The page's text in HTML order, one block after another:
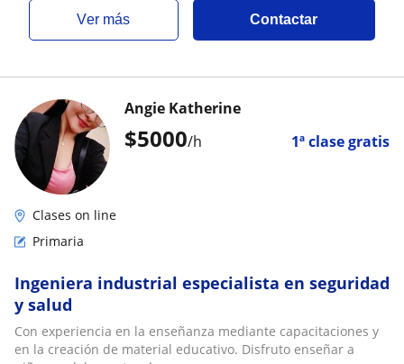
ver más Contactar
$5000/h 1ª clase gratis
Angie Katherine
Clases on line
Primaria
Ingeniera industrial especialista en seguridad
y salud
Con experiencia en la enseñanza mediante capacitaciones y
en la creación de material educativo. Disfruto enseñar a